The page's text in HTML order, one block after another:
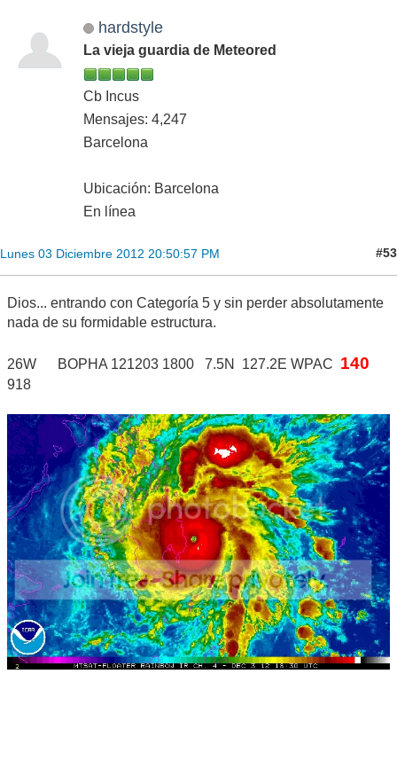
hardstyle
La vieja guardia de Meteored
Cb Incus
Mensajes: 4,247
Barcelona
Ubicación: Barcelona
En línea
Lunes 03 Diciembre 2012 20:50:57 PM #53
Dios... entrando con Categoría 5 y sin perder absolutamente
nada de su formidable estructura.
26W BOPHA 121203 1800 7.5N 127.2E WPAC 140
918